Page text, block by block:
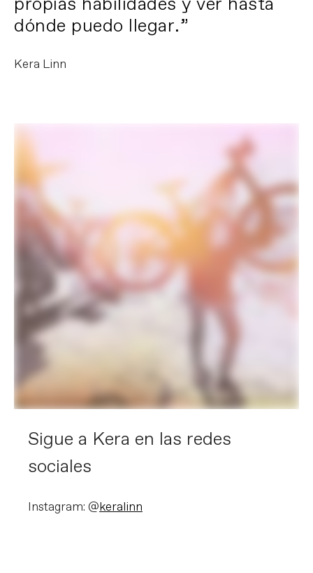
dónde puedo llegar.”
Kera Linn
Sigue a Kera en las redes
sociales
Instagram: @keralinn